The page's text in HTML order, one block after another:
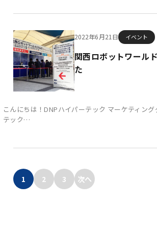
関西ロボットワール
た
こんにちは！DNPハイパーテック マーケティン
テック…
2022年6月21日 イベント
1 2 3 次へ